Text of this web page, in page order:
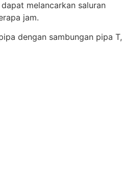
melancarkan saluran
jam.
dengan sambungan pipa T,